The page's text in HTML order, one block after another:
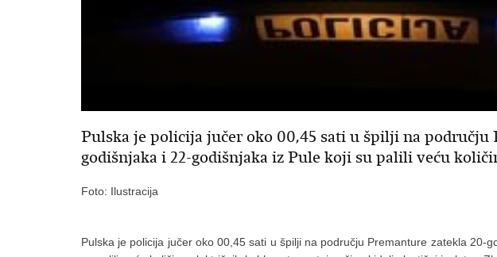
Pulska je policija jučer oko 00,45 sati u špilji na području
godišnjaka i 22-godišnjaka iz Pule koji su palili veću
Foto: Ilustracija
Pulska je policija jučer oko 00,45 sati u špilji na području Premanture zatekla 20-